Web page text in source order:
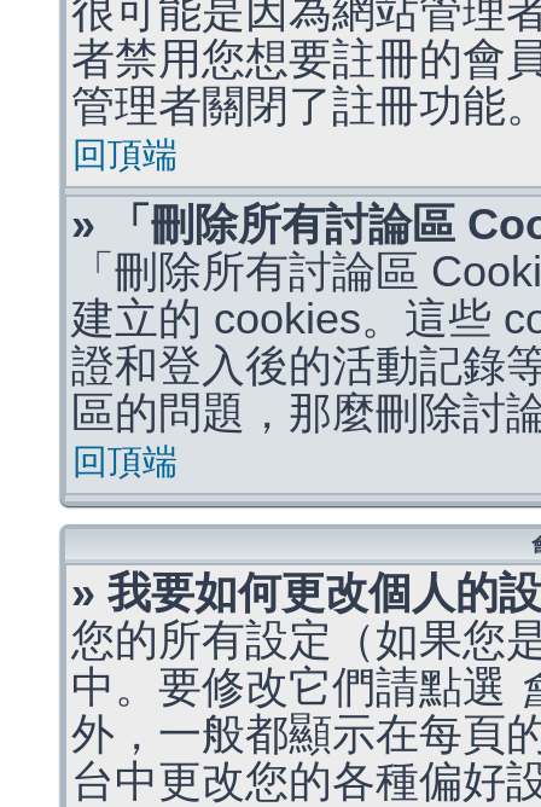
很可能是因為網站管理
者禁用您想要註冊的會
管理者關閉了註冊功能
回頂端
» 「刪除所有討論區
「刪除所有討論區
建立的 cookies。這些
證和登入後的活動記錄
區的問題，那麼刪除討
回頂端
» 我要如何更改個人的
您的所有設定（如果您
中。要修改它們請點選
外，一般都顯示在每頁
台中更改您的各種偏好